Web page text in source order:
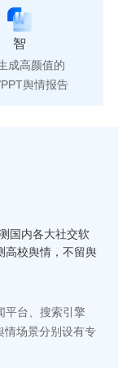
智
成高颜值的
舆情报告
国内各大社交软
高校舆情，不留舆
平台、搜索引擎
情场景分别设有专